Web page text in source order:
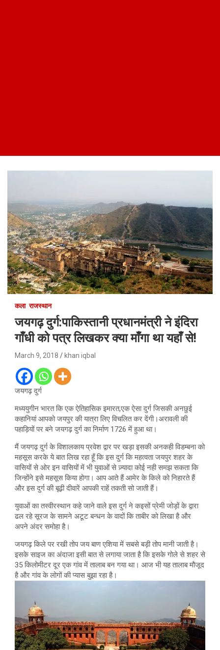
कला राजस्थान
जयगढ़ दुर्ग:पाकिस्तानी प्रधानमंत्री ने इंदिरा
गाँधी को पत्र लिखकर क्या माँगा था यहाँ से!
March 9, 2018 khan iqbal
जयगढ़ दुर्ग
मध्ययुगीन भारत कि एक ऐतिहासिक इमारत,एक ऐसा दुर्ग जिसकी अनछुई
कहानियां आपको जयपुर की यात्रा लिए विचलित कर देंगी।अरावली की
पहाड़ियों पर बने जयगढ़ दुर्ग का निर्माण 1726 में हुआ था।
मैं जयगढ़ दुर्ग के विशालकाय प्रवेश द्वार पर खड़ा इसकी अनकही विडम्बना को
महसूस करके ये बात लिख रहा हूँ कि इस दुर्ग कि महत्वता जयपुर शहर के
वासियों से ओर इन वासियों में भी युवाओं से ज़्यादा कोई नही समझ सकता कि
जिन्होंने इसे महसूस किया होगा। आप आते हैं आमेर के किले को निहारते हैं
और इस दुर्ग की बूढ़ी दीवारें आपकी राहें तकती सो जाती हैं।
युवाओं का तस्वीरस्थान कहे जाने वाले इस दुर्ग ने कइसों प्रेमी जोड़ों के द्वारा
ढल रहे सूरज के सामने अटूट बन्धन के वादों कि ताबीर को लिखा है और
अपने अंदर समोहा है।
जयगढ़ किले पर रखी तोप जय बाण एशिया में सबसे बड़ी तोप मानी जाती है।
इसके साइज का अंदाजा इसी बात से लगाया जाता है कि इसके गोले से शहर से
35 किलोमीटर दूर एक गांव में तालाब बन गया था। आज भी यह तालाब मौजूद
है और गांव के लोगों की प्यास बुझा रहा है।